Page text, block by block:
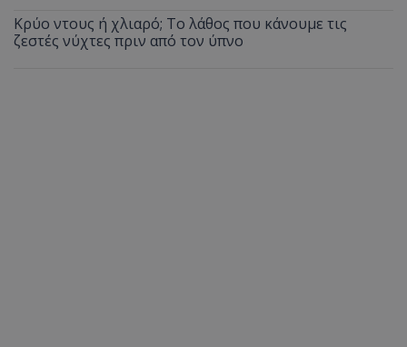
Κρύο ντους ή χλιαρό; Το λάθος που κάνουμε τις
ζεστές νύχτες πριν από τον ύπνο